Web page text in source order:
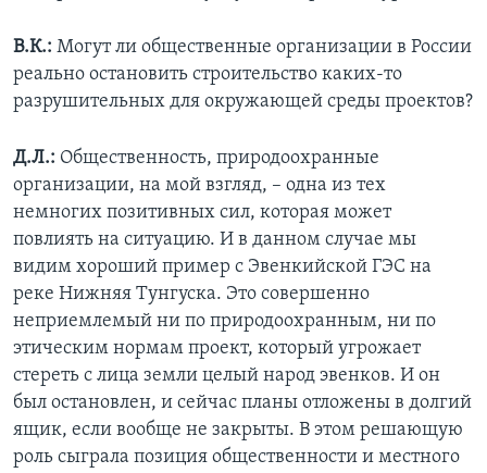
В.К.: Могут ли общественные организации в России
реально остановить строительство каких-то
разрушительных для окружающей среды проектов?
Д.Л.: Общественность, природоохранные
организации, на мой взгляд, – одна из тех
немногих позитивных сил, которая может
повлиять на ситуацию. И в данном случае мы
видим хороший пример с Эвенкийской ГЭС на
реке Нижняя Тунгуска. Это совершенно
неприемлемый ни по природоохранным, ни по
этическим нормам проект, который угрожает
стереть с лица земли целый народ эвенков. И он
был остановлен, и сейчас планы отложены в долгий
ящик, если вообще не закрыты. В этом решающую
роль сыграла позиция общественности и местного